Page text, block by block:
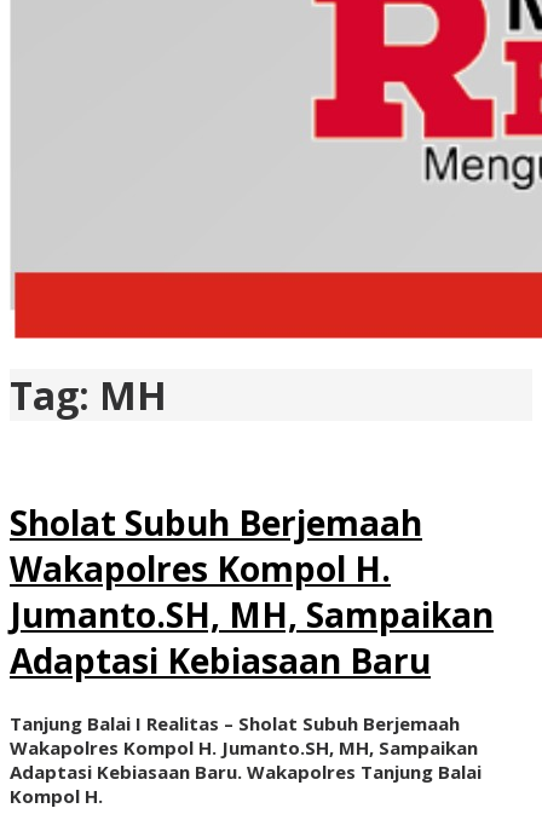
Tag: MH
Sholat Subuh Berjemaah
Wakapolres Kompol H.
Jumanto.SH, MH, Sampaikan
Adaptasi Kebiasaan Baru
Tanjung Balai I Realitas – Sholat Subuh Berjemaah
Wakapolres Kompol H. Jumanto.SH, MH, Sampaikan
Adaptasi Kebiasaan Baru. Wakapolres Tanjung Balai
Kompol H.